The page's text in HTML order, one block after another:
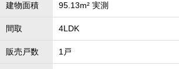
建物面積 95.13m² 実測
間取 4LDK
販売戸数 1戸